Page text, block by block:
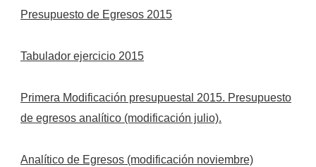
Presupuesto de Egresos 2015
Tabulador ejercicio 2015
Primera Modificación presupuestal 2015. Presupuesto
de egresos analítico (modificación julio).
Analítico de Egresos (modificación noviembre)